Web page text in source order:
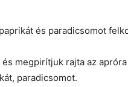
és paradicsomot
megpirítjuk rajta az
paradicsomot.